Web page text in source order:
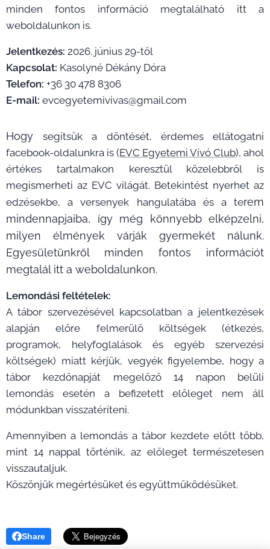
minden fontos információ megtalálható itt a
weboldalunkon is.
Jelentkezés: 2026. június 29-től
Kapcsolat: Kasolyné Dékány Dóra
Telefon: +36 30 478 8306
E-mail: evcegyetemivivas@gmail.com
Hogy
segítsük a döntését, érdemes ellátogatni
facebook-oldalunkra is (EVC Egyetemi Vívó Club), ahol
értékes tartalmakon keresztül közelebbről is
megismerheti az EVC világát. Betekintést nyerhet az
edzésekbe, a versenyek hangulatába és a terem
mindennapjaiba, így még könnyebb elképzelni,
milyen élmények várják gyermekét nálunk.
Egyesületünkről minden fontos információt
megtalál itt a weboldalunkon.
Lemondási feltételek:
A tábor szervezésével kapcsolatban a jelentkezések
alapján előre felmerülő költségek (étkezés,
programok, helyfoglalások és egyéb szervezési
költségek) miatt kérjük, vegyék figyelembe, hogy a
tábor kezdőnapját megelőző 14 napon belüli
lemondás esetén a befizetett előleget nem áll
módunkban visszatéríteni.
Amennyiben a lemondás a tábor kezdete előtt több,
mint 14 nappal történik, az előleget természetesen
visszautaljuk.
Köszönjük megértésüket és együttműködésüket.
Share